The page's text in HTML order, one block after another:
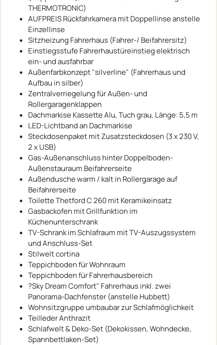
THERMOTRONIC)
AUFPREIS Rückfahrkamera mit Doppellinse anstelle
Einzellinse
Sitzheizung Fahrerhaus (Fahrer-/ Beifahrersitz)
Einstiegsstufe Fahrerhaustüreinstieg elektrisch
ein- und ausfahrbar
Außenfarbkonzept "silverline" (Fahrerhaus und
Aufbau in silber)
Zentralverriegelung für Außen- und
Rollergaragenklappen
Dachmarkise Kassette Alu, Tuch grau, Länge: 5,5 m
LED-Lichtband an Dachmarkise
Steckdosenpaket mit Zusatzsteckdosen (3 x 230 V,
2 x USB)
Gas-Außenanschluss hinter Doppelboden-
Außenstauraum Beifahrerseite
Außendusche warm / kalt in Rollergarage auf
Beifahrerseite
Toilette Thetford C 260 mit Keramikeinsatz
Gasbackofen mit Grillfunktion im
Küchenunterschrank
TV-Schrank im Schlafraum mit TV-Auszugssystem
und Anschluss-Set
Stilwelt cortina
Teppichboden für Wohnraum
Teppichboden für Fahrerhausbereich
?Sky Dream Comfort" Fahrerhaus inkl. zwei
Panorama-Dachfenster (anstelle Hubbett)
Wohnsitzgruppe umbaubar zur Schlafmöglichkeit
Teilleder Anthrazit
Schlafwelt & Deko-Set (Dekokissen, Wohndecke,
Spannbettlaken-Set)